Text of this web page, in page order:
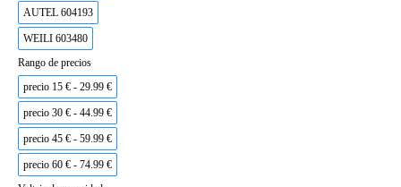
AUTEL 604193
WEILI 603480
Rango de precios
precio 15 € - 29.99 €
precio 30 € - 44.99 €
precio 45 € - 59.99 €
precio 60 € - 74.99 €